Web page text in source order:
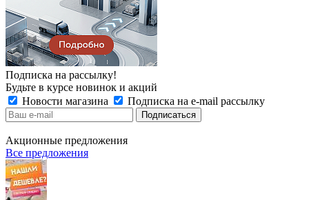
Подписка на рассылку!
Будьте в курсе новинок и акций
Новости магазина
Подписка на e-mail рассылку
Акционные предложения
Все предложения